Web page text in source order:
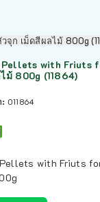
จุก เม็ดสีผลไม้ 800g
with Friuts
ม้ 800g (11864)
: 011864
with Friuts